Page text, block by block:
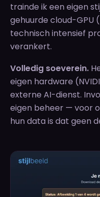
trainde ik een eigen
gehuurde cloud-GPU
technisch intensief
verankert.
Volledig soeverein.
eigen hardware
externe AI-dienst.
eigen beheer — voor
hun data is dat geen